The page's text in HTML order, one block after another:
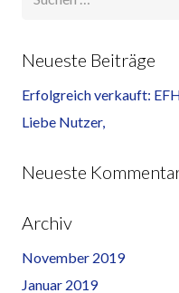
Neueste Beiträge
Erfolgreich verkauft:
Liebe Nutzer,
Neueste
Archiv
November 2019
Januar 2019